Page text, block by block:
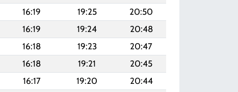
16:19 19:25
20:50
16:19 19:24
20:48
16:18 19:23
20:47
16:18 19:21
20:45
16:17 19:20
20:44